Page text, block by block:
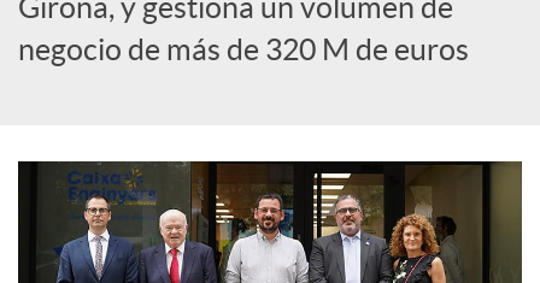
c
Girona, y gestiona un volumen de
negocio de más de 320 M de euros